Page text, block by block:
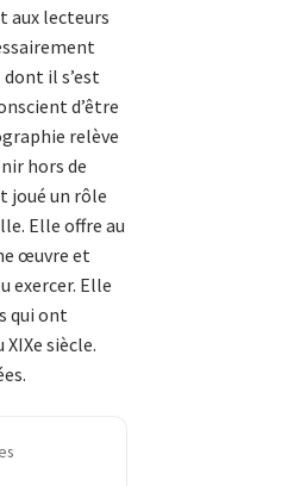
aux lecteurs
il s’est
d’être
relève
hors de
joué un rôle
Elle offre au
œuvre et
exercer. Elle
qui ont
siècle.